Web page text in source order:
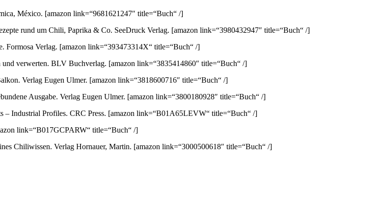
México. [amazon link=“9681621247″ title=“Buch“ /]
rund um Chili, Paprika & Co. SeeDruck Verlag. [amazon link=“3980432947″ title=“Buch“ /]
Formosa Verlag. [amazon link=“393473314X“ title=“Buch“ /]
verwerten. BLV Buchverlag. [amazon link=“3835414860″ title=“Buch“ /]
Verlag Eugen Ulmer. [amazon link=“3818600716″ title=“Buch“ /]
Ausgabe. Verlag Eugen Ulmer. [amazon link=“3800180928″ title=“Buch“ /]
– Industrial Profiles. CRC Press. [amazon link=“B01A65LEVW“ title=“Buch“ /]
link=“B017GCPARW“ title=“Buch“ /]
Chiliwissen. Verlag Hornauer, Martin. [amazon link=“3000500618″ title=“Buch“ /]